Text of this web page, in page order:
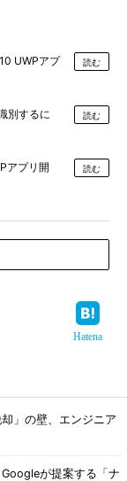
UWPアプ
読む
別するに
読む
アプリ開
読む
Hatena
」の壁、エンジニア
が提案する「ナ